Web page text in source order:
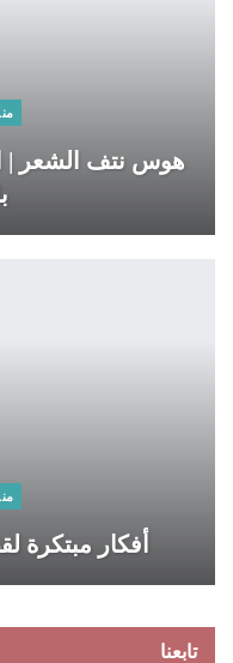
هوس نتف الشعر |
أفكار
تابعنا